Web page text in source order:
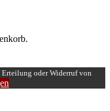
oder Widerruf von